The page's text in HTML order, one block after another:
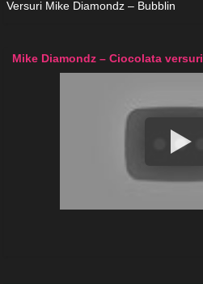
Versuri Mike Diamondz – Bubblin
Mike Diamondz – Ciocolata versuri